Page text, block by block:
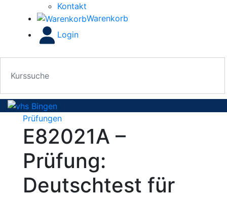
Kontakt
Warenkorb
Login
Prüfungen
E82021A –
Prüfung:
Deutschtest für